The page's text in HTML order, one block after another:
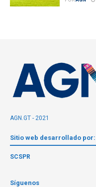
AGN.GT - 2021
Sitio web desarrollado por:
SCSPR
Síguenos